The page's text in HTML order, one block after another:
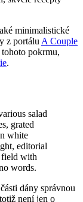
minimalistické
z portálu A Couple
pokrmu,
.
dány správnou
není jen o